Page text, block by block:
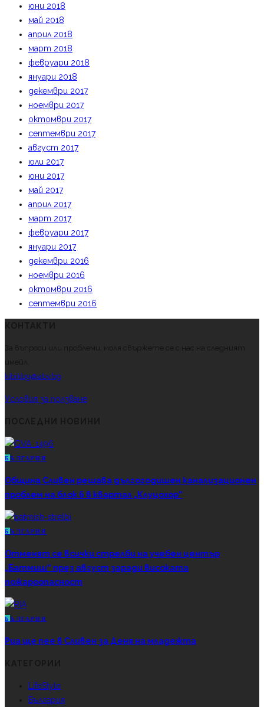
юни 2018
май 2018
април 2018
март 2018
февруари 2018
януари 2018
декември 2017
ноември 2017
октомври 2017
септември 2017
август 2017
юли 2017
юни 2017
май 2017
април 2017
март 2017
февруари 2017
януари 2017
декември 2016
ноември 2016
октомври 2016
септември 2016
За въпроси или проблеми, моля свържете се с нас на следният
имейл.
kibikbg@abv.bg
Условия за ползване
Б ЪЛГАРИЯ
Община Сливен решава дългогодишен канализационен
проблем на блок 6 в квартал „Клуцохор“
Б ЪЛГАРИЯ
Отменят се всички стрелби на учебен център
„Батмиш“ през август заради високата
пожароопасност
Б ЪЛГАРИЯ
Риа ще пее в Сливен за Деня на младежта
LifeStyle
България